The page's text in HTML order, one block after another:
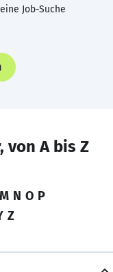
Job-Suche
von A bis Z
M N O P
Z